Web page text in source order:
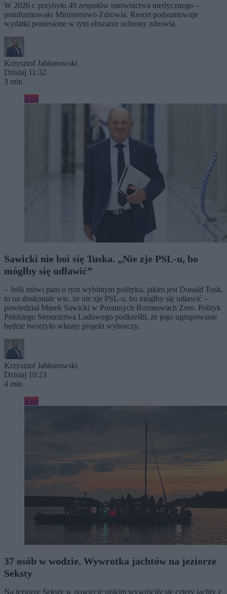
W 2026 r. przybyło 49 zespołów ratownictwa medycznego –
poinformowało Ministerstwo Zdrowia. Resort podsumowuje
wydatki poniesione w tym obszarze ochrony zdrowia.
Krzysztof Jabłonowski
Dzisiaj 11:32
3 min
Kraj
Sawicki nie boi się Tuska. „Nie zje PSL-u, bo
mógłby się udławić”
– Jeśli mówi pani o tym wybitnym polityku, jakim jest Donald Tusk,
to on doskonale wie, że nie zje PSL-u, bo mógłby się udławić –
powiedział Marek Sawicki w Porannych Rozmowach Zero. Polityk
Polskiego Stronnictwa Ludowego podkreślił, że jego ugrupowanie
będzie tworzyło własny projekt wyborczy.
Krzysztof Jabłonowski
Dzisiaj 10:23
4 min
Kraj
37 osób w wodzie. Wywrotka jachtów na jeziorze
Seksty
Na jeziorze Seksty w powiecie piskim wywróciły się cztery jachty z